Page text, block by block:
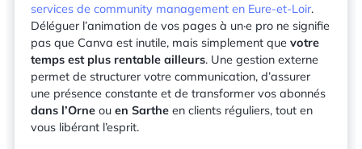
services de community management en Eure-et-Loir.
Déléguer l’animation de vos pages à un·e pro ne signifie
pas que Canva est inutile, mais simplement que votre
temps est plus rentable ailleurs. Une gestion externe
permet de structurer votre communication, d’assurer
une présence constante et de transformer vos abonnés
dans l’Orne ou en Sarthe en clients réguliers, tout en
vous libérant l’esprit.